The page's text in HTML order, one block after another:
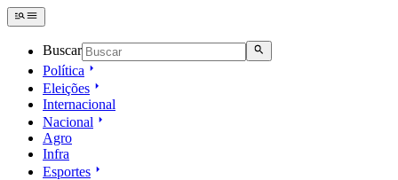
Buscar
Política
Eleições
Internacional
Nacional
Agro
Infra
Esportes